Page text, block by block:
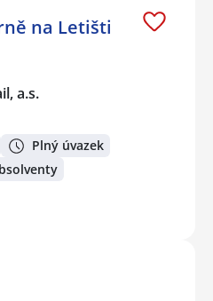
na Letišti
a.s.
Plný úvazek